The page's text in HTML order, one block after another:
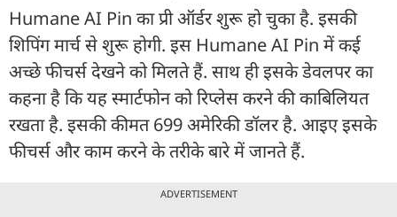
Humane AI Pin का प्री ऑर्डर शुरू हो चुका है. इसकी
शिपिंग मार्च से शुरू होगी. इस Humane AI Pin में कई
अच्छे फीचर्स देखने को मिलते हैं. साथ ही इसके डेवलपर का
कहना है कि यह स्मार्टफोन को रिप्लेस करने की काबिलियत
रखता है. इसकी कीमत 699 अमेरिकी डॉलर है. आइए इसके
फीचर्स और काम करने के तरीके बारे में जानते हैं.
ADVERTISEMENT